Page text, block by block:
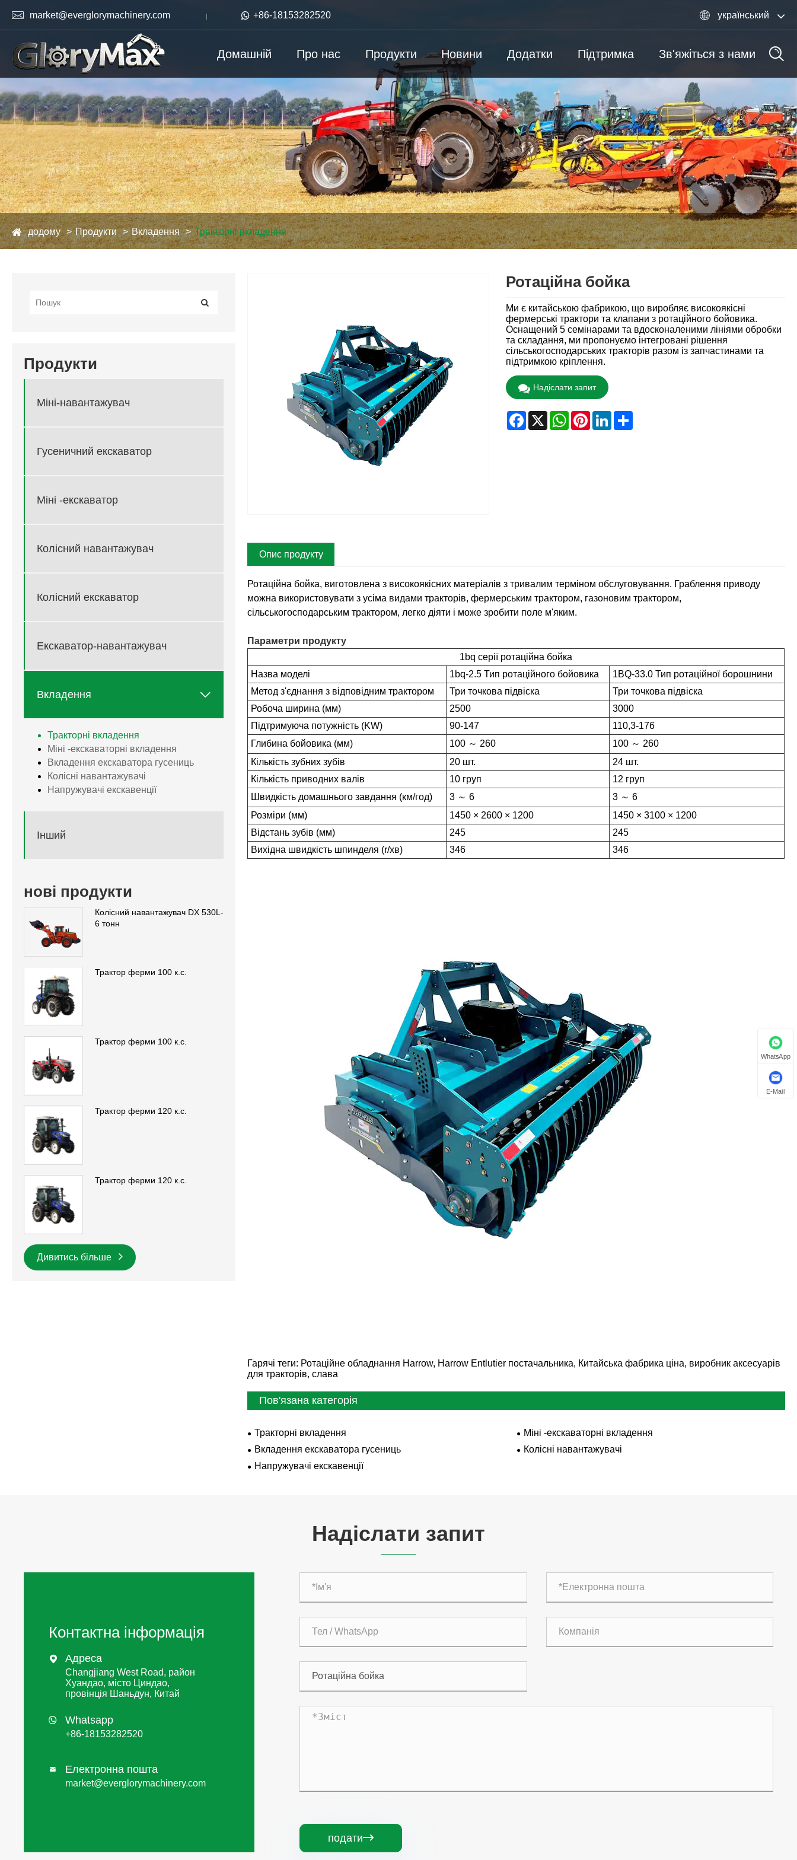
 market@everglorymachinery.com +86-18153282520  український
Домашній Про нас Продукти Новини Додатки Підтримка Зв'яжіться з нами
додому Продукти Вкладення Тракторні вкладення
Продукти
Міні-навантажувач
Гусеничний екскаватор
Міні -екскаватор
Колісний навантажувач
Колісний екскаватор
Екскаватор-навантажувач
Вкладення 
Тракторні вкладення
Міні -екскаваторні вкладення
Вкладення екскаватора гусениць
Колісні навантажувачі
Напружувачі екскавенції
Інший
нові продукти
Колісний навантажувач DX 530L-
6 тонн
Трактор ферми 100 к.с.
Трактор ферми 100 к.с.
Трактор ферми 120 к.с.
Трактор ферми 120 к.с.
Дивитись більше
Ротаційна бойка
Ми є китайською фабрикою, що виробляє високоякісні
фермерські трактори та клапани з ротаційного бойовика.
Оснащений 5 семінарами та вдосконаленими лініями обробки
та складання, ми пропонуємо інтегровані рішення
сільськогосподарських тракторів разом із запчастинами та
підтримкою кріплення.
Надіслати запит
Facebook
X WhatsApp
PinterestLinkedInShare
Опис продукту
Ротаційна бойка, виготовлена з високоякісних матеріалів з тривалим терміном обслуговування. Граблення приводу
можна використовувати з усіма видами тракторів, фермерським трактором, газоновим трактором,
сільськогосподарським трактором, легко діяти і може зробити поле м'яким.
Параметри продукту
1bq серії ротаційна бойка
Назва моделі
1bq-2.5 Тип ротаційного бойовика
1BQ-33.0 Тип ротаційної борошнини
Метод з'єднання з відповідним трактором
Три точкова підвіска
Три точкова підвіска
Робоча ширина (мм)
2500
3000
Підтримуюча потужність (KW)
90-147
110,3-176
Глибина бойовика (мм)
100 ～ 260
100 ～ 260
Кількість зубних зубів
20 шт.
24 шт.
Кількість приводних валів
10 груп
12 груп
Швидкість домашнього завдання (км/год)
3 ～ 6
3 ～ 6
Розміри (мм)
1450 × 2600 × 1200
1450 × 3100 × 1200
Відстань зубів (мм)
245
245
Вихідна швидкість шпинделя (r/хв)
346 346
Гарячі теги: Ротаційне обладнання Harrow, Harrow Entlutier постачальника, Китайська фабрика ціна, виробник аксесуарів
для тракторів, слава
Пов'язана категорія
Тракторні вкладення
Міні -екскаваторні вкладення
Вкладення екскаватора гусениць
Колісні навантажувачі
Напружувачі екскавенції
Надіслати запит
Контактна інформація
 Адреса
Changjiang West Road, район
Хуандао, місто Циндао,
провінція Шаньдун, Китай
Whatsapp
+86-18153282520
 Електронна пошта
market@everglorymachinery.com
подати
WhatsApp
E-Mail